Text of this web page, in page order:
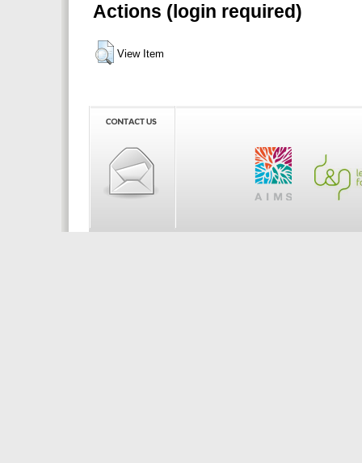
Actions (login required)
View Item